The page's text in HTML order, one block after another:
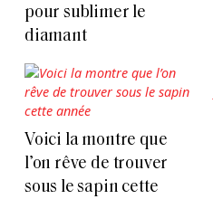
pour sublimer le
diamant
Voici la montre que
l’on rêve de trouver
sous le sapin cette